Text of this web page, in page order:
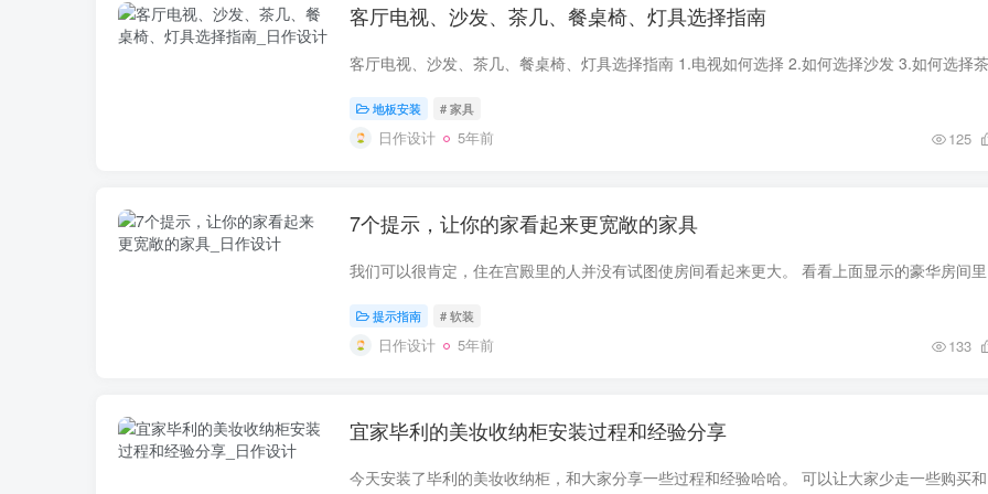
客厅电视、沙发、茶几、餐桌椅、灯具选择指南
地板安装 # 家具
日作设计 5年前 125
7个提示，让你的家看起来更宽敞的家具
提示指南 # 软装
日作设计 5年前 133
宜家毕利的美妆收纳柜安装过程和经验分享